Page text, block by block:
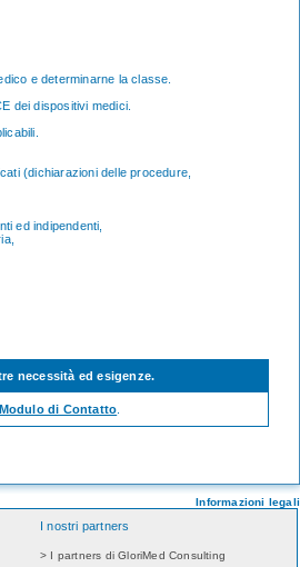
e determinarne la classe.
dei dispositivi medici.
(dichiarazioni delle procedure,
ed indipendenti,
necessità ed esigenze.
Modulo di Contatto
Informazioni legali
I nostri partners
> I partners di GloriMed Consulting